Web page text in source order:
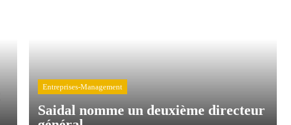
Entreprises-Management
Saidal nomme un deuxième directeur